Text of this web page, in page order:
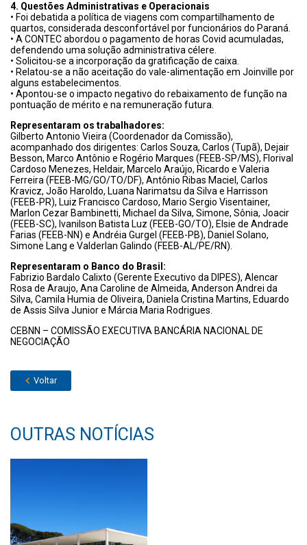
4. Questões Administrativas e Operacionais
• Foi debatida a política de viagens com compartilhamento de
quartos, considerada desconfortável por funcionários do Paraná.
• A CONTEC abordou o pagamento de horas Covid acumuladas,
defendendo uma solução administrativa célere.
• Solicitou-se a incorporação da gratificação de caixa.
• Relatou-se a não aceitação do vale-alimentação em Joinville por
alguns estabelecimentos.
• Apontou-se o impacto negativo do rebaixamento de função na
pontuação de mérito e na remuneração futura.
Representaram os trabalhadores:
Gilberto Antonio Vieira (Coordenador da Comissão),
acompanhado dos dirigentes: Carlos Souza, Carlos (Tupã), Dejair
Besson, Marco Antônio e Rogério Marques (FEEB-SP/MS), Florival
Cardoso Menezes, Heldair, Marcelo Araújo, Ricardo e Valeria
Ferreira (FEEB-MG/GO/TO/DF), Antônio Ribas Maciel, Carlos
Kravicz, João Haroldo, Luana Narimatsu da Silva e Harrisson
(FEEB-PR), Luiz Francisco Cardoso, Mario Sergio Visentainer,
Marlon Cezar Bambinetti, Michael da Silva, Simone, Sônia, Joacir
(FEEB-SC), Ivanilson Batista Luz (FEEB-GO/TO), Elsie de Andrade
Farias (FEEB-NN) e Andréia Gurgel (FEEB-PB), Daniel Solano,
Simone Lang e Valderlan Galindo (FEEB-AL/PE/RN).
Representaram o Banco do Brasil:
Fabrizio Bardalo Calixto (Gerente Executivo da DIPES), Alencar
Rosa de Araujo, Ana Caroline de Almeida, Anderson Andrei da
Silva, Camila Humia de Oliveira, Daniela Cristina Martins, Eduardo
de Assis Silva Junior e Márcia Maria Rodrigues.
CEBNN – COMISSÃO EXECUTIVA BANCÁRIA NACIONAL DE
NEGOCIAÇÃO
Voltar
OUTRAS NOTÍCIAS